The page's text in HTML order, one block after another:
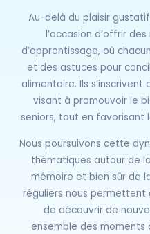
Au-delà du plaisir
l’occasion d’offrir
d’apprentissage, où
et des astuces pour
alimentaire. Ils
visant à promouvoir le
seniors, tout en favorisant
Nous poursuivons cette
thématiques autour de
mémoire et bien sûr de
réguliers nous permettent
de découvrir de
ensemble des moments